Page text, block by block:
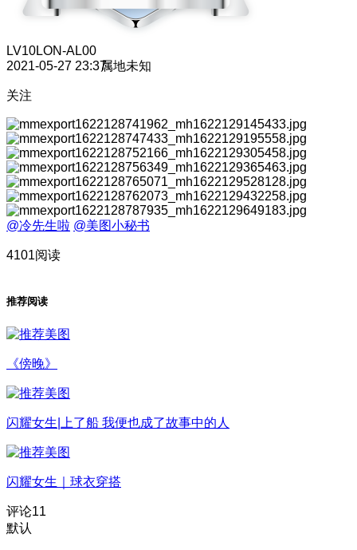
LV10LON-AL00
2021-05-27 23:37属地未知
关注
@冷先生啦 @美图小秘书
4101阅读
推荐阅读
《傍晚》
闪耀女生|上了船 我便也成了故事中的人
闪耀女生｜球衣穿搭
评论11
默认